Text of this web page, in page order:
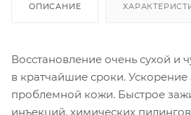
ОПИСАНИЕ
Восстановление очень сухой и
в кратчайшие сроки.
проблемной кожи. Быстрое
инъекций, химических